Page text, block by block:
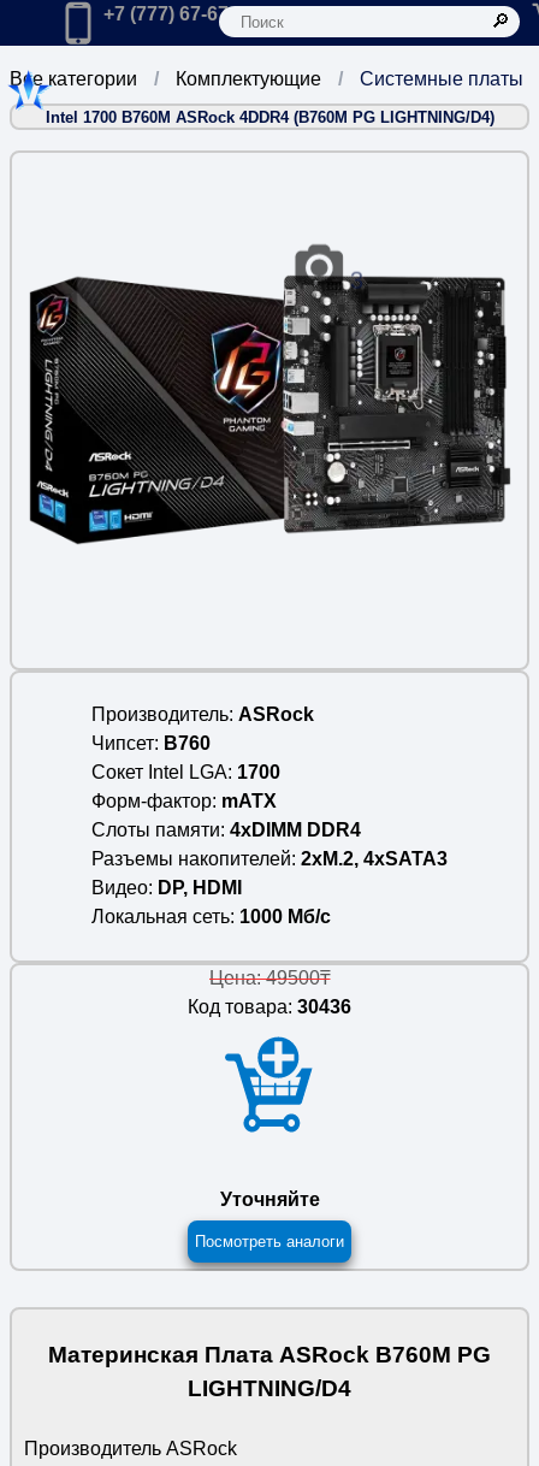
Главная
Позвонить в компанию по телефону:
+7 (777) 67-67-666
Системные платы
Комплектующие
Все категории
Intel 1700 B760M ASRock 4DDR4 (B760M PG LIGHTNING/D4)
3
Производитель ASRock
Чипсет
B760
Сокет Intel LGA 1700
Форм-фактор mATX
Слоты памяти 4xDIMM DDR4
Разъемы накопителей 2xM.2, 4xSATA3
Видео
DP, HDMI
Локальная сеть 1000 Мб/c
Цена: 49500₸
Код товара: 30436
Уточняйте
Посмотреть аналоги
Материнская Плата ASRock B760M PG
LIGHTNING/D4
Производитель ASRock